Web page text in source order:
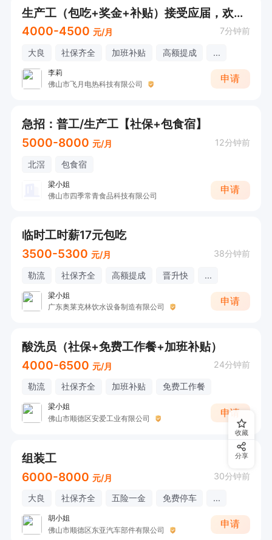
生产工（包吃+奖金+补贴）接受应届，欢迎直接电话联系
4000-4500 元/月 7分钟前
大良 社保齐全 加班补贴 高额提成 ...
李莉
佛山市飞月电热科技有限公司
申请
急招：普工/生产工【社保+包食宿】
5000-8000 元/月 12分钟前
北滘 包食宿
梁小姐
佛山市四季常青食品科技有限公司
申请
临时工时薪17元包吃
3500-5300 元/月 38分钟前
勒流 社保齐全 高额提成 晋升快 ...
梁小姐
广东奥莱克林饮水设备制造有限公司
申请
酸洗员（社保+免费工作餐+加班补贴）
4000-6500 元/月 24分钟前
勒流 社保齐全 加班补贴 免费工作餐
梁小姐
佛山市顺德区安爱工业有限公司
申请
组装工
6000-8000 元/月 30分钟前
大良 社保齐全 五险一金 免费停车 ...
胡小姐
佛山市顺德区东亚汽车部件有限公司
申请
收藏
分享